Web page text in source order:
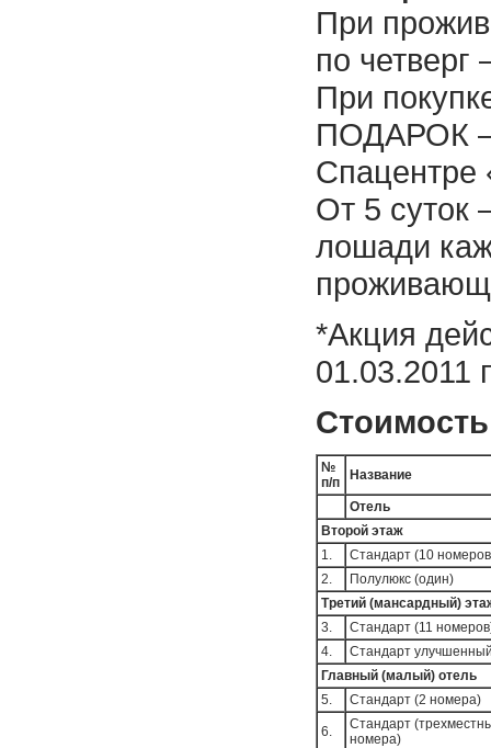
При
по четверг
При
ПОДАРОК –
Спацентре
От 5 суток
лошади
*Акция
01.03.2011
№
п/п
Название
Отель
Второй этаж
1.
Стандарт (10
2.
Полулюкс (один)
Третий (мансардный)
3.
Стандарт (11
4.
Стандарт
Главный (малый) отель
5.
Стандарт (2 номера)
6.
Стандарт
номера)